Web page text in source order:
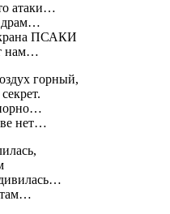
атаки…
драм…
ПСАКИ
нам…
горный,
нет…
там…